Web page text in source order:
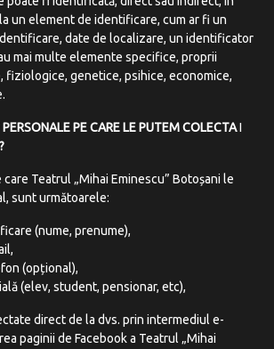
un element de identificare, cum ar fi un
date de localizare, un identificator
mai multe elemente specifice, proprii
genetice, psihice, economice,
PE CARE LEPUTEMCOLECTAI
Teatrul „Mihai Eminescu” Botoșani le
sunt următoarele:
(nume, prenume),
(opțional),
(elev, student, pensionar, etc),
direct de la dvs. prin intermediul e-
paginii de Facebook a Teatrul „Mihai